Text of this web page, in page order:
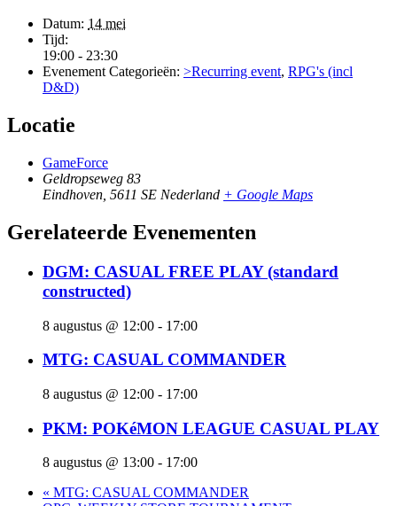
Datum: 14 mei
Tijd:
19:00 - 23:30
Evenement Categorieën: >Recurring event, RPG's (incl
D&D)
Locatie
GameForce
Geldropseweg 83
Eindhoven 5611 SE Nederland + Google Maps
Gerelateerde Evenementen
DGM: CASUAL FREE PLAY (standard
constructed)
8 augustus @ 12:00 - 17:00
MTG: CASUAL COMMANDER
8 augustus @ 12:00 - 17:00
PKM: POKéMON LEAGUE CASUAL PLAY
8 augustus @ 13:00 - 17:00
« MTG: CASUAL COMMANDER